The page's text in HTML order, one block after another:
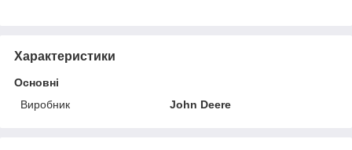
Характеристики
Основні
Виробник
John Deere